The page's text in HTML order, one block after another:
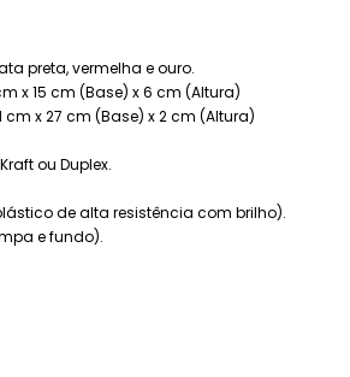
preta, vermelha e ouro.
x 15 cm (Base) x 6 cm (Altura)
cm x 27 cm (Base) x 2 cm (Altura)
ou Duplex.
plástico de alta resistência com brilho).
e fundo).